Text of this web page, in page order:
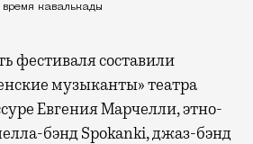
время кавалькады
фестиваля составили
музыканты» театра
Евгения Марчелли, этно-
бэнд Spokanki, джаз-бэнд